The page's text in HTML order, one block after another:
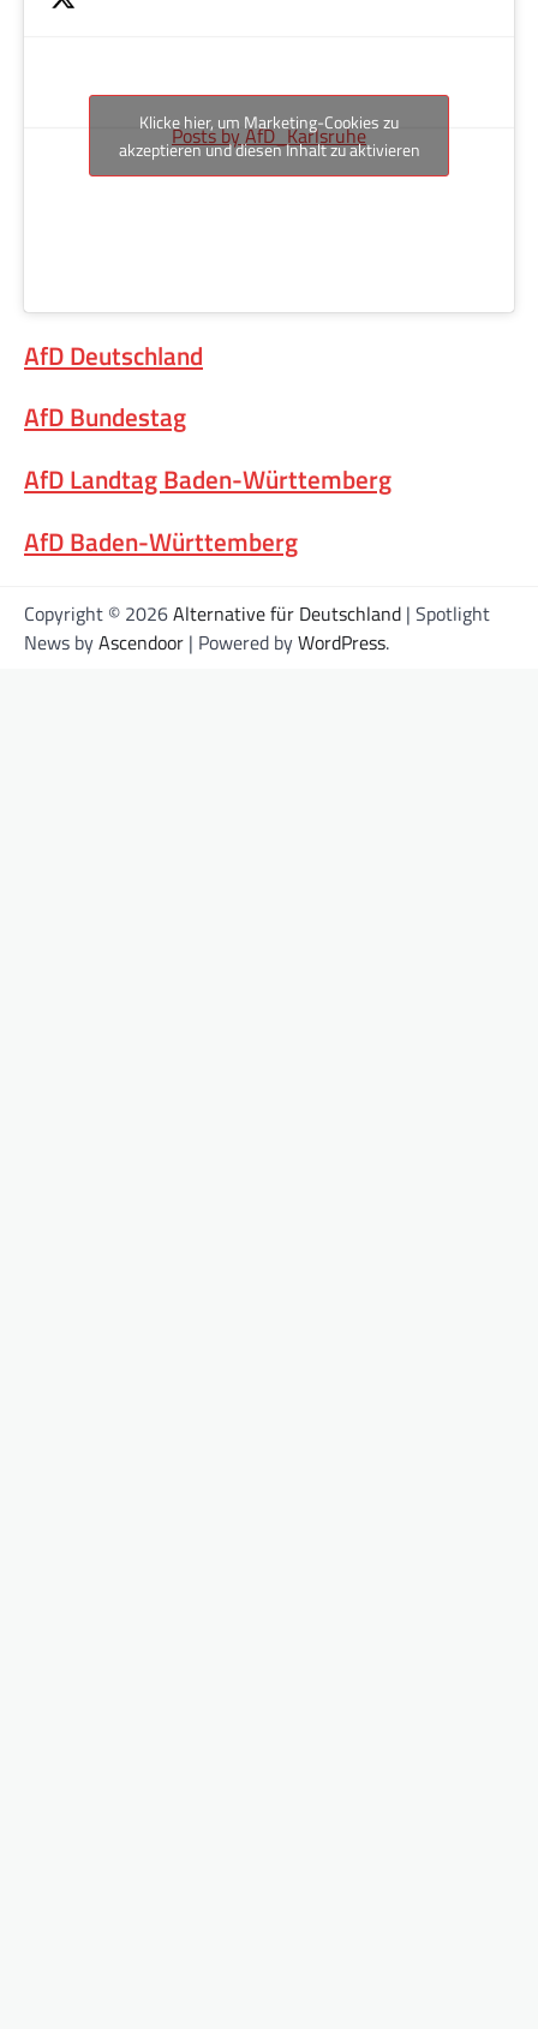
Posts by AfD_Karlsruhe
Klicke hier, um Marketing-Cookies zu
akzeptieren und diesen Inhalt zu aktivieren
AfD Deutschland
AfD Bundestag
AfD Landtag Baden-Württemberg
AfD Baden-Württemberg
Copyright © 2026Alternative für Deutschland | Spotlight
News byAscendoor | Powered byWordPress.